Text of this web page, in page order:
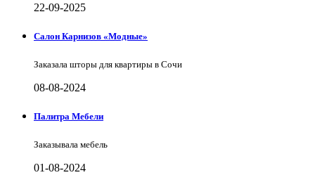
22-09-2025
Салон Карнизов «Модные»
Заказала шторы для квартиры в Сочи
08-08-2024
Палитра Мебели
Заказывала мебель
01-08-2024